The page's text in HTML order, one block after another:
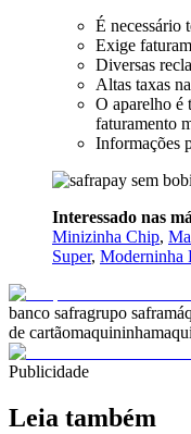
É necessário
Exige
Diversas
Altas taxas
O aparelho é
faturamento
Informações
Interessado nas
Minizinha Chip,
Super, Moderninha
banco safragrupo safra
de cartãomaquininha
Publicidade
Leia também